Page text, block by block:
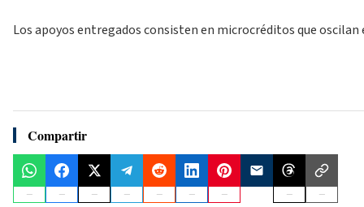
Los apoyos entregados consisten en microcréditos que
Compartir